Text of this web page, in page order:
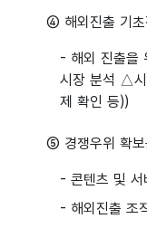
④ 해외진출 기초
- 해외 진출을
시장 분석 △
제 확인 등))
⑤ 경쟁우위 확보
- 콘텐츠 및 서
- 해외진출 조